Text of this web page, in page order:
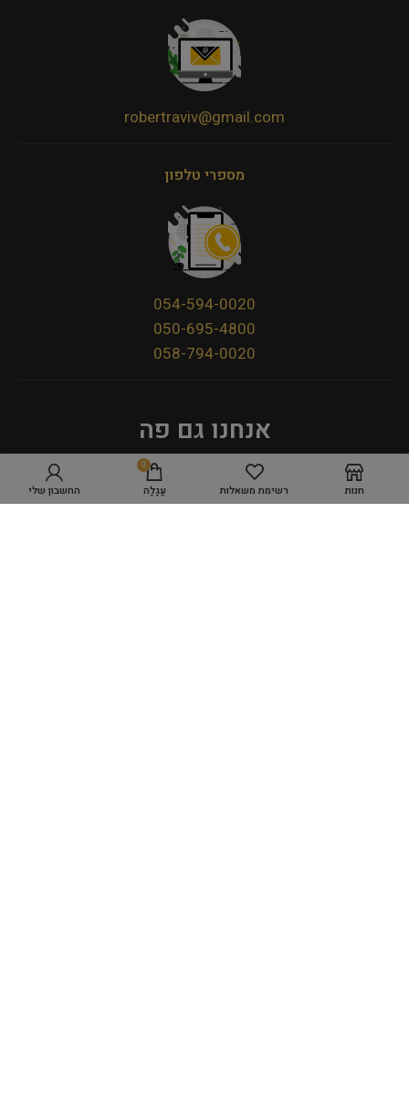
robertraviv@gmail.com
מספרי טלפון
054-594-0020
050-695-4800
058-794-0020
אנחנו גם פה
חנות רשימת משאלות
0
עֲגָלָה החשבון שלי